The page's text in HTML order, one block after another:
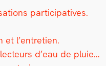
par­tic­i­pa­tives.
l’entretien.
d’eau de pluie…